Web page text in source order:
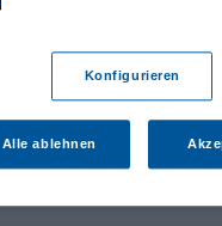
Konfigurieren
Alle ablehnen